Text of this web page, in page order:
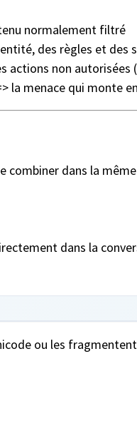
normalement filtré
des règles et des
actions non
la menace qui monte
dans la
dans la
ou les